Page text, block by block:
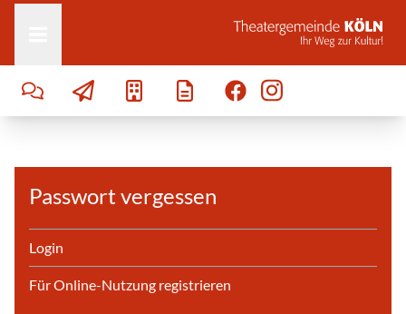
Zum Inhalt springen
Passwort vergessen
Login
Für Online-Nutzung registrieren